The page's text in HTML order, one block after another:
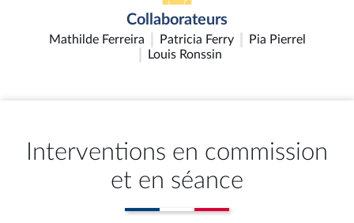
Collaborateurs
Mathilde Ferreira Patricia Ferry
Pia Pierrel
Louis Ronssin
Interventions en commission
et en séance